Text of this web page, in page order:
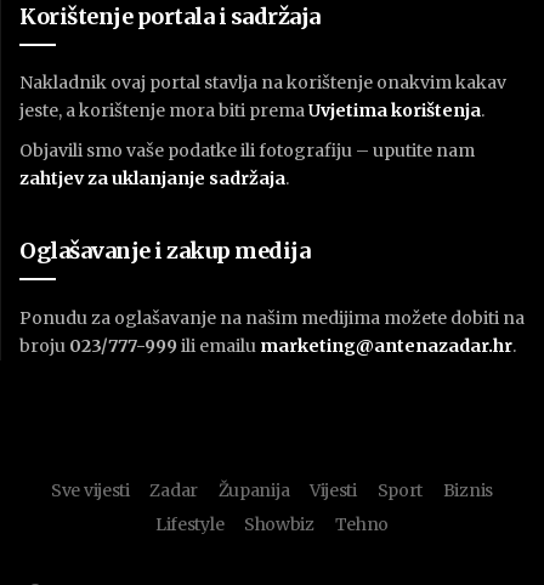
Korištenje portala i sadržaja
Nakladnik ovaj portal stavlja na korištenje onakvim kakav
jeste, a korištenje mora biti premaUvjetima korištenja.
Objavili smo vaše podatke ili fotografiju – uputite nam
zahtjev za uklanjanje sadržaja.
Oglašavanje i zakup medija
Ponudu za oglašavanje na našim medijima možete dobiti na
broju 023/777-999 ili emailu marketing@antenazadar.hr.
Sve vijesti Zadar Županija Vijesti Sport
Biznis
Lifestyle
Showbiz Tehno